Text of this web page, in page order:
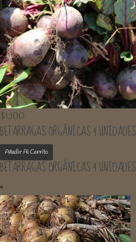
$1.100
BETARRAGAS ORGÁNICAS 4 UNIDADES
Añadir Al Carrito
BETARRAGAS ORGÁNICAS 4 UNIDADES